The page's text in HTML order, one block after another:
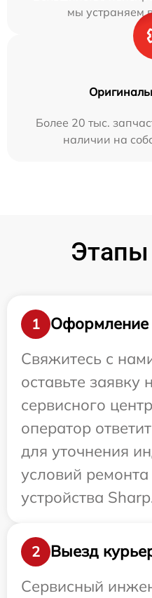
мы устраняем
Более 20 тыс.
наличии на
1
Оформление
Свяжитесь с
оставьте заявку
сервисного
оператор
для уточнения
условий
устройства
2
Выезд
Сервисный